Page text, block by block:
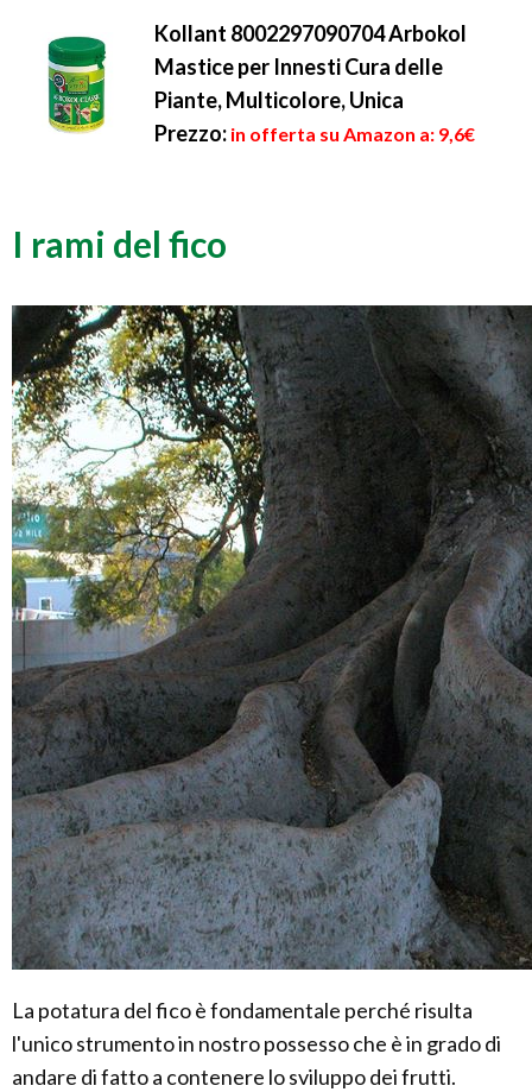
Kollant 8002297090704 Arbokol
Mastice per Innesti Cura delle
Piante, Multicolore, Unica
Prezzo: in offerta su Amazon a: 9,6€
I rami del fico
La potatura del fico è fondamentale perché risulta
l'unico strumento in nostro possesso che è in grado di
andare di fatto a contenere lo sviluppo dei frutti.